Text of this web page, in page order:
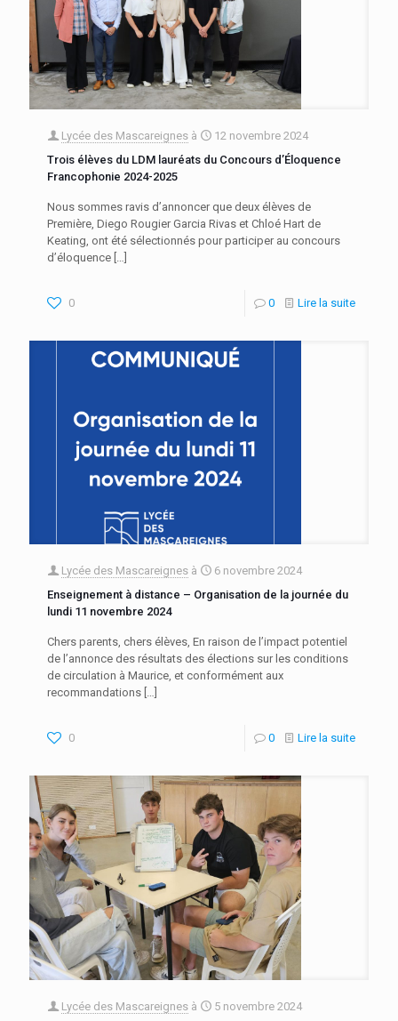
Lycée des Mascareignes à
12 novembre 2024
Trois élèves du LDM lauréats du Concours d’Éloquence
Francophonie 2024-2025
Nous sommes ravis d’annoncer que deux élèves de
Première, Diego Rougier Garcia Rivas et Chloé Hart de
Keating, ont été sélectionnés pour participer au concours
d’éloquence […]
0 0 Lire la suite
Lycée des Mascareignes à
6 novembre 2024
Enseignement à distance – Organisation de la journée du
lundi 11 novembre 2024
Chers parents, chers élèves, En raison de l’impact potentiel
de l’annonce des résultats des élections sur les conditions
de circulation à Maurice, et conformément aux
recommandations […]
0 0 Lire la suite
Lycée des Mascareignes à
5 novembre 2024